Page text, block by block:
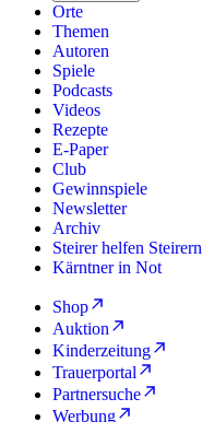
Orte
Themen
Autoren
Spiele
Podcasts
Videos
Rezepte
E-Paper
Club
Gewinnspiele
Newsletter
Archiv
Steirer helfen Steirern
Kärntner in Not
Shop
Auktion
Kinderzeitung
Trauerportal
Partnersuche
Werbung